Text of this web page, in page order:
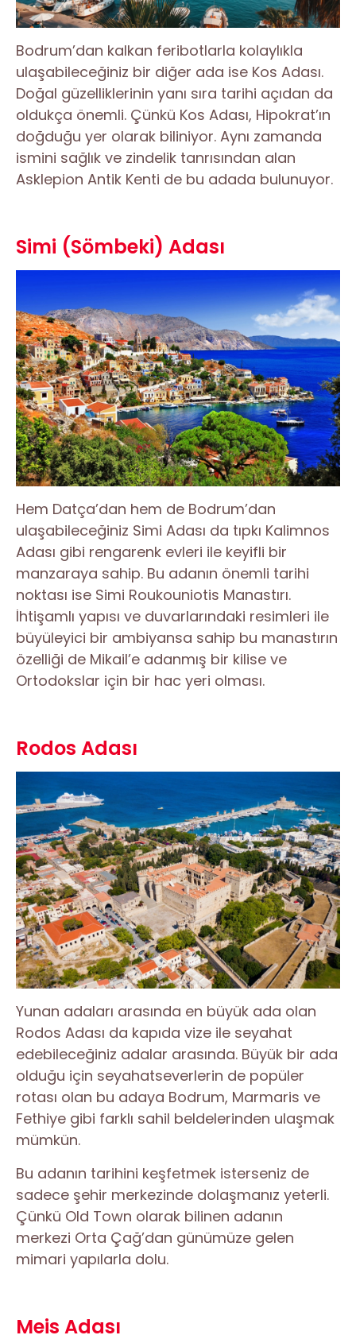
Bodrum’dan kalkan feribotlarla kolaylıkla
ulaşabileceğiniz bir diğer ada ise Kos Adası.
Doğal güzelliklerinin yanı sıra tarihi açıdan da
oldukça önemli. Çünkü Kos Adası, Hipokrat’ın
doğduğu yer olarak biliniyor. Aynı zamanda
ismini sağlık ve zindelik tanrısından alan
Asklepion Antik Kenti de bu adada bulunuyor.
Simi (Sömbeki) Adası
Hem Datça’dan hem de Bodrum’dan
ulaşabileceğiniz Simi Adası da tıpkı Kalimnos
Adası gibi rengarenk evleri ile keyifli bir
manzaraya sahip. Bu adanın önemli tarihi
noktası ise Simi Roukouniotis Manastırı.
İhtişamlı yapısı ve duvarlarındaki resimleri ile
büyüleyici bir ambiyansa sahip bu manastırın
özelliği de Mikail’e adanmış bir kilise ve
Ortodokslar için bir hac yeri olması.
Rodos Adası
Yunan adaları arasında en büyük ada olan
Rodos Adası da kapıda vize ile seyahat
edebileceğiniz adalar arasında. Büyük bir ada
olduğu için seyahatseverlerin de popüler
rotası olan bu adaya Bodrum, Marmaris ve
Fethiye gibi farklı sahil beldelerinden ulaşmak
mümkün.
Bu adanın tarihini keşfetmek isterseniz de
sadece şehir merkezinde dolaşmanız yeterli.
Çünkü Old Town olarak bilinen adanın
merkezi Orta Çağ’dan günümüze gelen
mimari yapılarla dolu.
Meis Adası